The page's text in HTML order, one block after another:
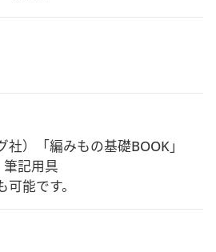
）「編みもの基礎BOOK」
筆記用具
能です。